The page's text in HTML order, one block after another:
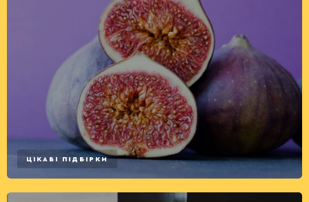
ЦІКАВІ ПІДБІРКИ